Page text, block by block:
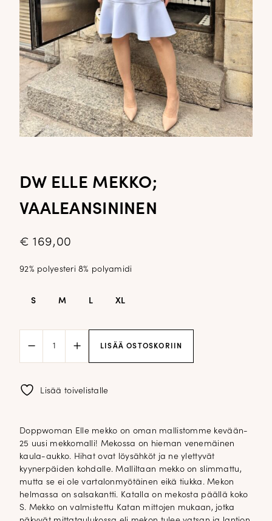
DW ELLE MEKKO;
VAALEANSININEN
€ 169,00
92% polyesteri 8% polyamidi
S M L XL
Elle
mekko;
määrä
LISÄÄ OSTOSKORIIN
Lisää toivelistalle
Doppwoman Elle mekko on oman mallistomme kevään-
25 uusi mekkomalli! Mekossa on hieman venemäinen
kaula-aukko. Hihat ovat löysähköt ja ne ylettyvät
kyynerpäiden kohdalle. Malliltaan mekko on slimmattu,
mutta se ei ole vartalonmyötäinen eikä tiukka. Mekon
helmassa on salsakantti. Katalla on mekosta päällä koko
S. Mekko on valmistettu Katan mittojen mukaan, jotka